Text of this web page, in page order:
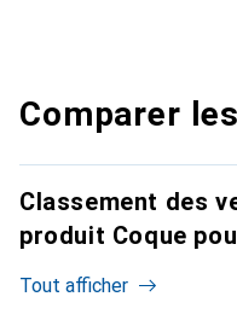
Comparer
Classement des
produit Coque
Tout afficher